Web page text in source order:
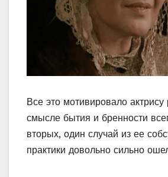
Все это мотивировало
смысле бытия и бренности
вторых, один случай из ее
практики довольно сильно